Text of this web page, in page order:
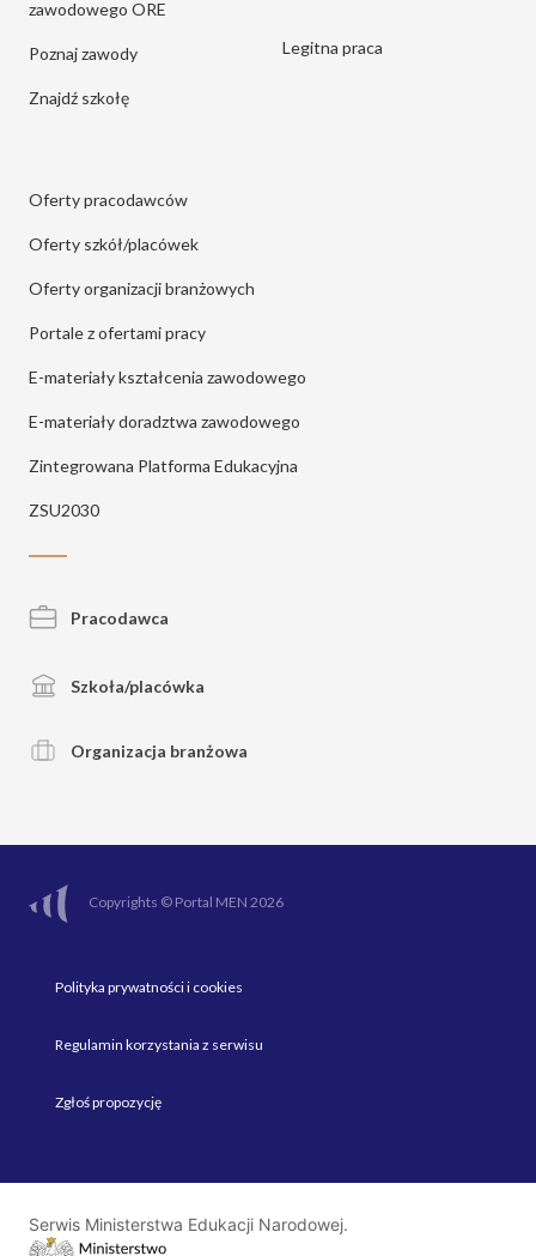
zawodowego ORE
Poznaj zawody
Znajdź szkołę
Legitna praca
Oferty pracodawców
Oferty szkół/placówek
Oferty organizacji branżowych
Portale z ofertami pracy
E-materiały kształcenia zawodowego
E-materiały doradztwa zawodowego
Zintegrowana Platforma Edukacyjna
ZSU2030
Pracodawca
Szkoła/placówka
Organizacja branżowa
Copyrights © Portal MEN 2026
Polityka prywatności i cookies
Regulamin korzystania z serwisu
Zgłoś propozycję
Serwis Ministerstwa Edukacji Narodowej.